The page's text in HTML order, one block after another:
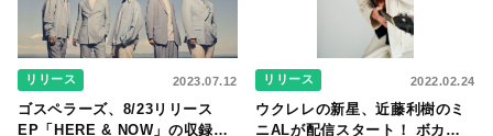
リリース 2023.07.12
ゴスペラーズ、8/23リリース
EP「HERE & NOW」の収録内
リリース 2022.02.24
ウクレレの新星、近藤利樹のミ
ニALが配信スタート！ ボカロP